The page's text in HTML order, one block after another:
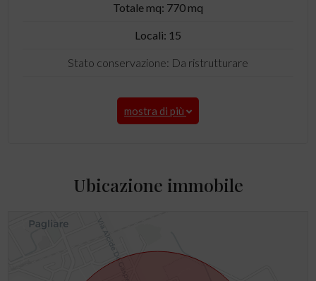
Totale mq: 770 mq
Locali: 15
Stato conservazione: Da ristrutturare
mostra di più
Ubicazione immobile